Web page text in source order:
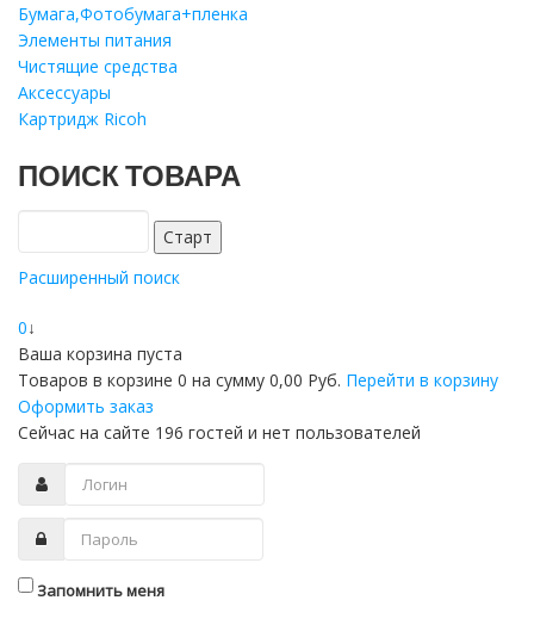
Бумага,Фотобумага+пленка
Элементы питания
Чистящие средства
Аксессуары
Картридж Ricoh
ПОИСК ТОВАРА
Расширенный поиск
0↓
Ваша корзина пуста
Товаров в корзине 0 на сумму 0,00 Руб. Перейти в корзину
Оформить заказ
Сейчас на сайте 196 гостей и нет пользователей
Запомнить меня